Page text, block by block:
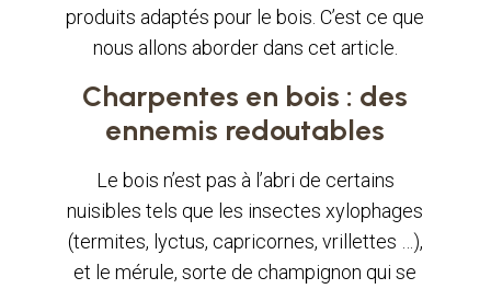
produits adaptés pour le bois. C’est ce que
nous allons aborder dans cet article.
Charpentes en bois : des
ennemis redoutables
Le bois n’est pas à l’abri de certains
nuisibles tels que les insectes xylophages
(termites, lyctus, capricornes, vrillettes …),
et le mérule, sorte de champignon qui se